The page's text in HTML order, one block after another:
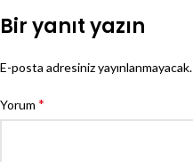
Bir yanıt yazın
E-posta adresiniz yayınlanmayacak.
Yorum *